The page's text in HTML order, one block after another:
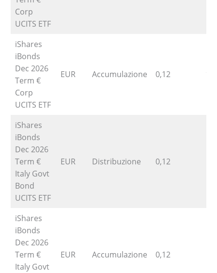
Corp
UCITS ETF
iShares
iBonds
Dec 2026
Term €
Corp
UCITS ETF
EUR Accumulazione 0,12
iShares
iBonds
Dec 2026
Term €
Italy Govt
Bond
UCITS ETF
EUR Distribuzione 0,12
iShares
iBonds
Dec 2026
Term €
Italy Govt
EUR Accumulazione 0,12